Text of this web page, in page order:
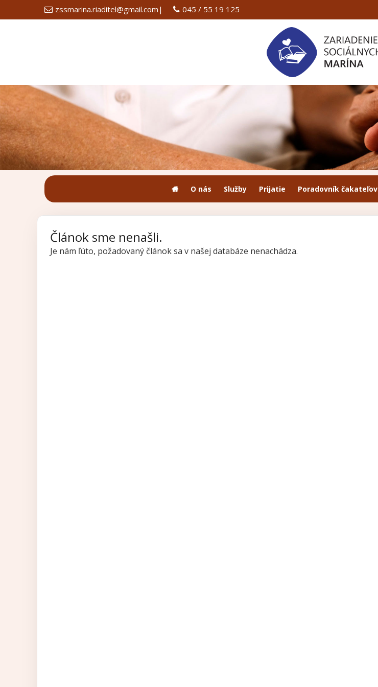
zssmarina.riaditel@gmail.com | 045 / 55 19 125
O nás Služby Prijatie Poradovník čakateľov
Článok sme nenašli.
Je nám ľúto, požadovaný článok sa v našej databáze nenachádza.